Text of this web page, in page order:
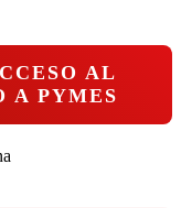
AL
A PYMES